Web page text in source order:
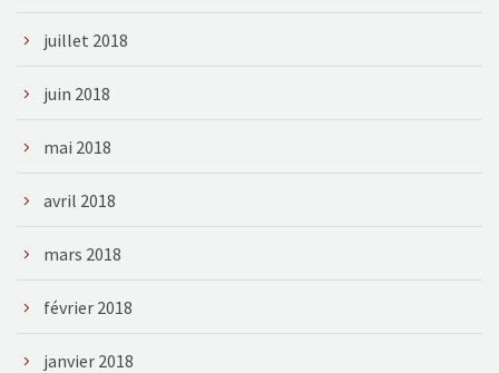
juillet 2018
juin 2018
mai 2018
avril 2018
mars 2018
février 2018
janvier 2018